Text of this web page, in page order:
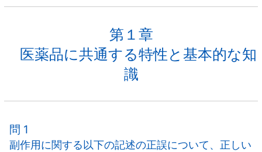
第１章
医薬品に共通する特性と基本的な知
識
問 1
副作用に関する以下の記述の正誤について、正しい